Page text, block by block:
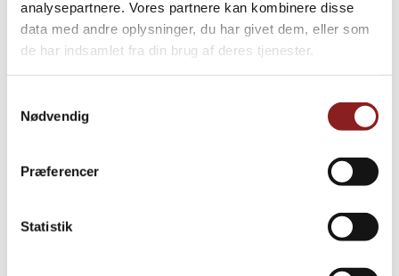
analysepartnere. Vores partnere kan kombinere disse
data med andre oplysninger, du har givet dem, eller som
de har indsamlet fra din brug af deres tjenester.
Nødvendig
Præferencer
Statistik